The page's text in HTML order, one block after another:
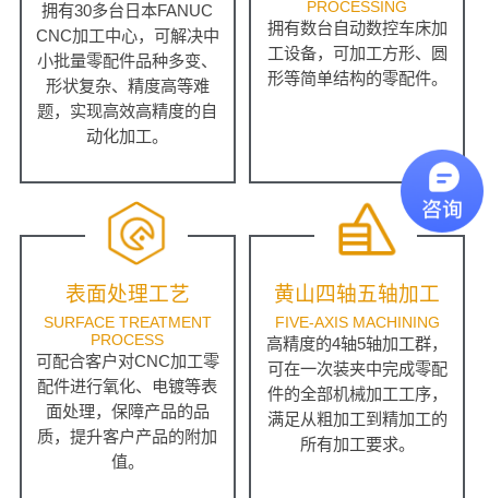
拥有30多台日本FANUC
CNC加工中心，可解决中
小批量零配件品种多变、
形状复杂、精度高等难
题，实现高效高精度的自
动化加工。
PROCESSING
拥有数台自动数控车床加
工设备，可加工方形、圆
形等简单结构的零配件。
表面处理工艺
SURFACE TREATMENT
PROCESS
可配合客户对CNC加工零
配件进行氧化、电镀等表
面处理，保障产品的品
质，提升客户产品的附加
值。
黄山四轴五轴加工
FIVE-AXIS MACHINING
高精度的4轴5轴加工群，
可在一次装夹中完成零配
件的全部机械加工工序，
满足从粗加工到精加工的
所有加工要求。